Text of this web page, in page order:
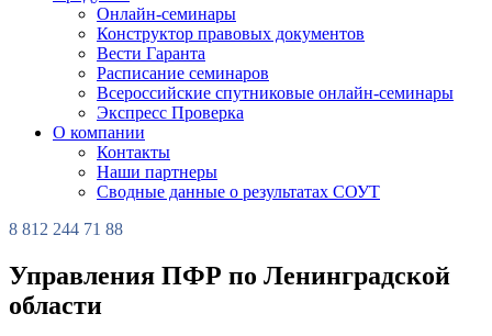
Онлайн-семинары
Конструктор правовых документов
Вести Гаранта
Расписание семинаров
Всероссийские спутниковые онлайн-семинары
Экспресс Проверка
О компании
Контакты
Наши партнеры
Сводные данные о результатах СОУТ
8 812 244 71 88
Управления ПФР по Ленинградской
области